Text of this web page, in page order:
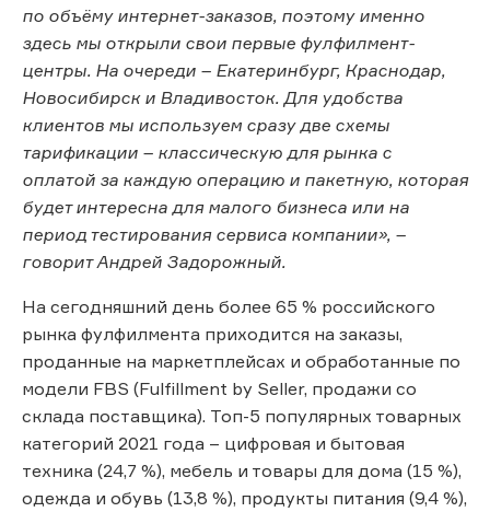
по объёму интернет-заказов, поэтому именно
здесь мы открыли свои первые фулфилмент-
центры. На очереди – Екатеринбург, Краснодар,
Новосибирск и Владивосток. Для удобства
клиентов мы используем сразу две схемы
тарификации – классическую для рынка с
оплатой за каждую операцию и пакетную, которая
будет интересна для малого бизнеса или на
период тестирования сервиса компании», –
говорит Андрей Задорожный.
На сегодняшний день более 65 % российского
рынка фулфилмента приходится на заказы,
проданные на маркетплейсах и обработанные по
модели FBS (Fulfillment by Seller, продажи со
склада поставщика). Топ-5 популярных товарных
категорий 2021 года – цифровая и бытовая
техника (24,7 %), мебель и товары для дома (15 %),
одежда и обувь (13,8 %), продукты питания (9,4 %),